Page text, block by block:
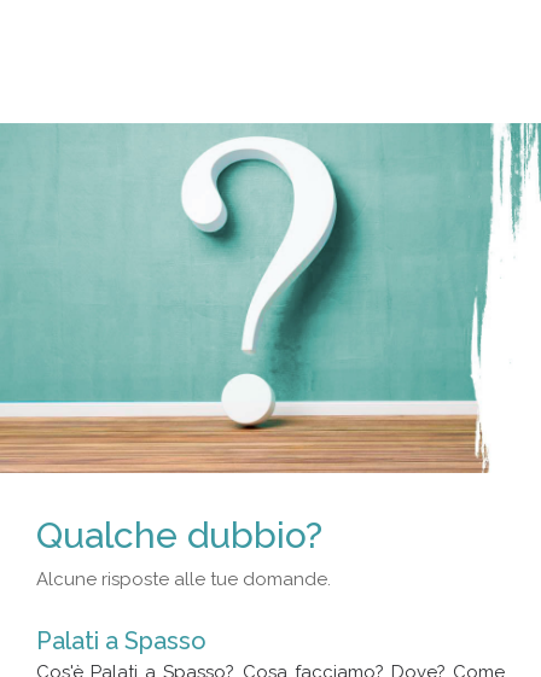
Qualche dubbio?
Alcune risposte alle tue domande.
Palati a Spasso
Cos'è Palati a Spasso? Cosa facciamo? Dove? Come